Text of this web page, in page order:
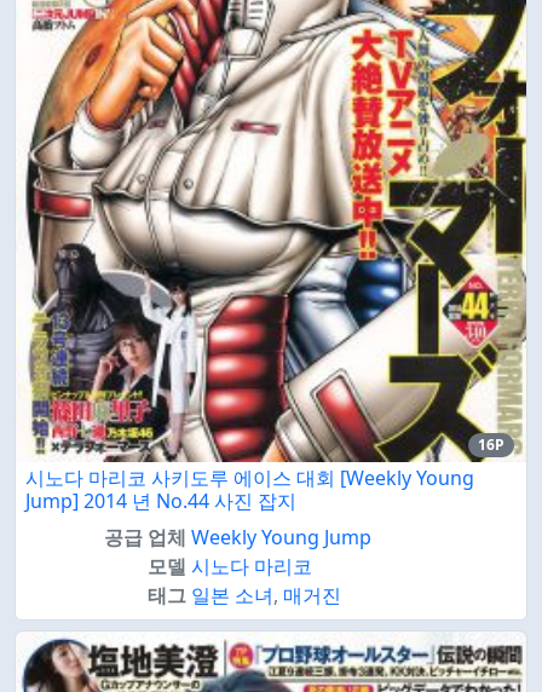
16P
시노다 마리코 사키도루 에이스 대회 [Weekly Young
Jump] 2014 년 No.44 사진 잡지
공급 업체 Weekly Young Jump
모델 시노다 마리코
태그 일본 소녀, 매거진